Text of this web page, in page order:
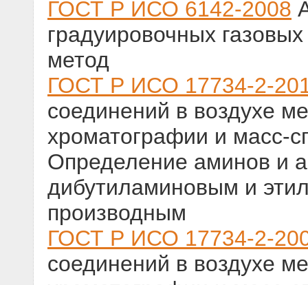
ГОСТ Р ИСО 6142-2008
градуировочных
метод
ГОСТ Р ИСО 17734-2-
соединений в воздухе
хроматографии и масс-
Определение аминов и
дибутиламиновым и
производным
ГОСТ Р ИСО 17734-2-
соединений в воздухе